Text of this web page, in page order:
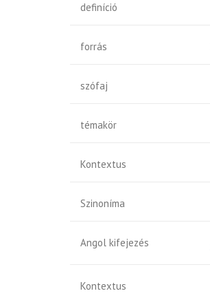
definíció
forrás
szófaj
témakör
Kontextus
Szinoníma
Angol kifejezés
Kontextus